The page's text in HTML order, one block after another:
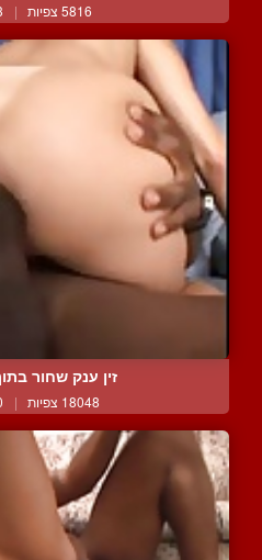
5816 צפיות |
3
זין ענק שחור
18048 צפיות |